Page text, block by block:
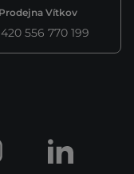
Prodejna Vítkov
556 770 199
LinkedIn